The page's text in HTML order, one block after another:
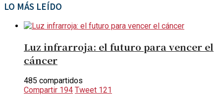
LO MÁS LEÍDO
Luz infrarroja: el futuro para vencer el
cáncer
485 compartidos
Compartir 194 Tweet 121